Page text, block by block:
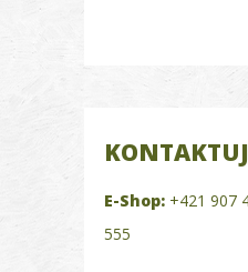
E-Shop: +421 907
555